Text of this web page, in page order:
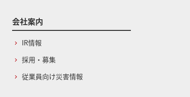
会社案内
IR情報
採用・募集
従業員向け災害情報